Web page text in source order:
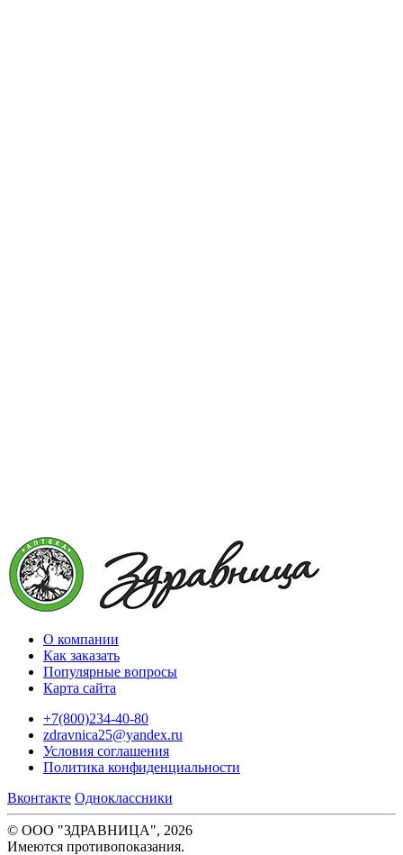
О компании
Как заказать
Популярные вопросы
Карта сайта
+7(800)234-40-80
zdravnica25@yandex.ru
Условия соглашения
Политика конфиденциальности
Вконтакте Одноклассники
© ООО "ЗДРАВНИЦА", 2026
Имеются противопоказания.